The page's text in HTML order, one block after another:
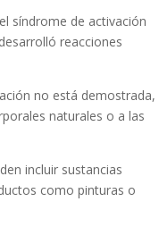
síndrome de activación
reacciones
no está demostrada,
naturales o a las
incluir sustancias
como pinturas o